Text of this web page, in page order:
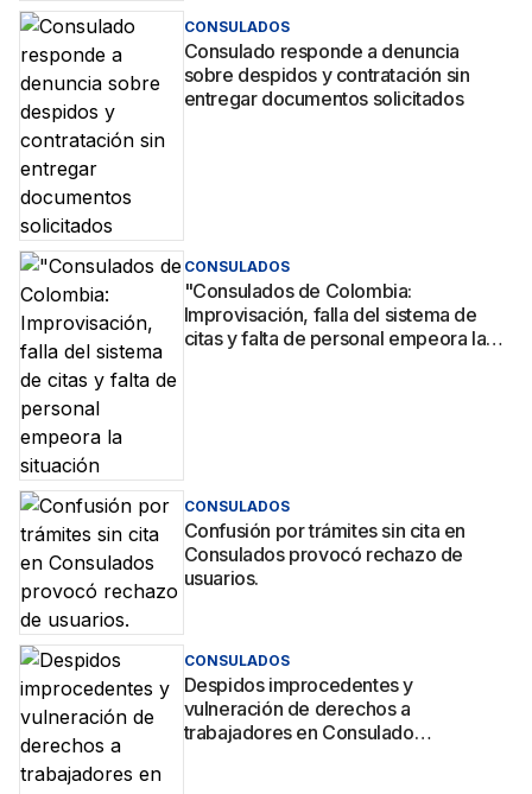
CONSULADOS
Consulado responde a denuncia
sobre despidos y contratación sin
entregar documentos solicitados
CONSULADOS
"Consulados de Colombia:
Improvisación, falla del sistema de
citas y falta de personal empeora la
CONSULADOS
Confusión por trámites sin cita en
Consulados provocó rechazo de
usuarios.
CONSULADOS
Despidos improcedentes y
vulneración de derechos a
trabajadores en Consulado